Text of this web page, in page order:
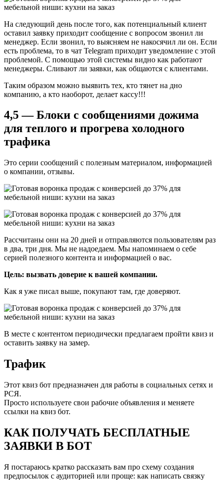
На следующий день после того, как потенциальный клиент
оставил заявку приходит сообщение с вопросом звонил ли
менеджер. Если звонил, то выясняем не накосячил ли он. Если
есть проблема, то в чат Telegram приходит уведомление с этой
проблемой. С помощью этой системы видно как работают
менеджеры. Сливают ли заявки, как общаются с клиентами.
Таким образом можно выявить тех, кто тянет на дно
компанию, а кто наоборот, делает кассу!!!
4,5 — Блоки с сообщениями дожима
для теплого и прогрева холодного
трафика
Это серии сообщений с полезным материалом, информацией
о компании, отзывы.
Рассчитаны они на 20 дней и отправляются пользователям раз
в два, три дня. Мы не надоедаем. Мы напоминаем о себе
серией полезного контента и информацией о вас.
Цель: вызвать доверие к вашей компании.
Как я уже писал выше, покупают там, где доверяют.
В месте с контентом периодически предлагаем пройти квиз и
оставить заявку на замер.
Трафик
Этот квиз бот предназначен для работы в социальных сетях и
РСЯ.
Просто используете свои рабочие объявления и меняете
ссылки на квиз бот.
КАК ПОЛУЧАТЬ БЕСПЛАТНЫЕ
ЗАЯВКИ В БОТ
Я постараюсь кратко рассказать вам про схему создания
предпосылок с аудиторией или проще: как написать связку